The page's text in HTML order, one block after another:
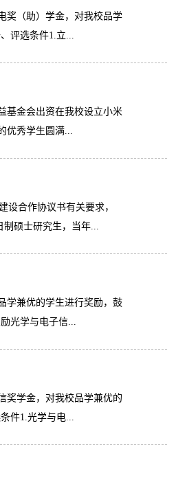
奖（助）学金，对我校品学
评选条件1.立...
基金会出资在我校设立小米
优秀学生圆满...
设合作协议书有关要求，
制硕士研究生，当年...
学兼优的学生进行奖励，鼓
光学与电子信...
奖学金，对我校品学兼优的
件1.光学与电...